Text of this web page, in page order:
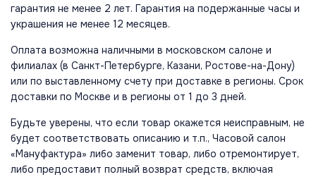
гарантия не менее 2 лет. Гарантия на подержанные часы и
украшения не менее 12 месяцев.
Оплата возможна наличными в московском салоне и
филиалах (в Санкт-Петербурге, Казани, Ростове-на-Дону)
или по выставленному счету при доставке в регионы. Срок
доставки по Москве и в регионы от 1 до 3 дней.
Будьте уверены, что если товар окажется неисправным, не
будет соответствовать описанию и т.п., Часовой салон
«Мануфактура» либо заменит товар, либо отремонтирует,
либо предоставит полный возврат средств, включая